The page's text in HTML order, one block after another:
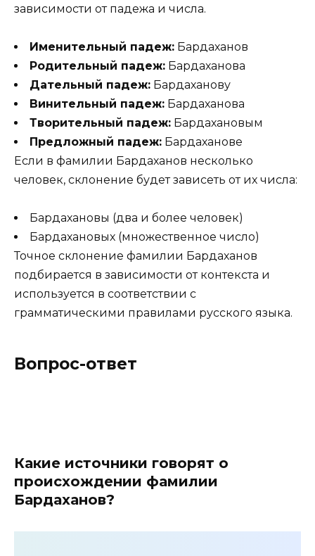
зависимости от падежа и числа.
Именительный падеж: Бардаханов
Родительный падеж: Бардаханова
Дательный падеж: Бардаханову
Винительный падеж: Бардаханова
Творительный падеж: Бардахановым
Предложный падеж: Бардаханове
Если в фамилии Бардаханов несколько
человек, склонение будет зависеть от их числа:
Бардахановы (два и более человек)
Бардахановых (множественное число)
Точное склонение фамилии Бардаханов
подбирается в зависимости от контекста и
используется в соответствии с
грамматическими правилами русского языка.
Вопрос-ответ
Какие источники говорят о
происхождении фамилии
Бардаханов?